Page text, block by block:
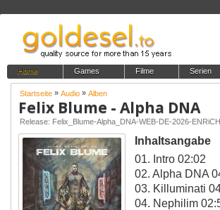
Home Games Filme Serien
Startseite » Audio » Alben
Felix Blume - Alpha DNA
Release: Felix_Blume-Alpha_DNA-WEB-DE-2026-ENRiCH
Inhaltsangabe
01. Intro 02:02
02. Alpha DNA
03. Killuminati
04. Nephilim